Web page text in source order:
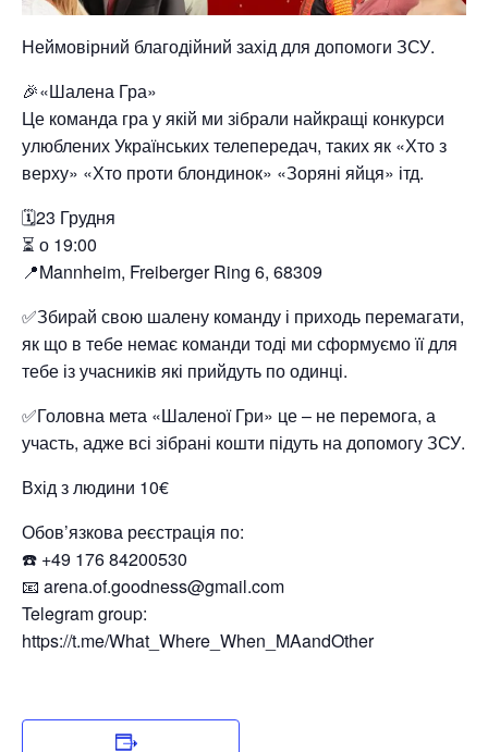
Неймовірний благодійний захід для допомоги ЗСУ.
🎉«Шалена Гра»
Це команда гра у якій ми зібрали найкращі конкурси
улюблених Українських телепередач, таких як «Хто з
верху» «Хто проти блондинок» «Зоряні яйця» ітд.
🗓23 Грудня
⏳ о 19:00
📍Mannheim, Freiberger Ring 6, 68309
✅Збирай свою шалену команду і приходь перемагати,
як що в тебе немає команди тоді ми сформуємо її для
тебе із учасників які прийдуть по одинці.
✅Головна мета «Шаленої Гри» це – не перемога, а
участь, адже всі зібрані кошти підуть на допомогу ЗСУ.
Вхід з людини 10€
Обов’язкова реєстрація по:
☎️ +49 176 84200530
📧 arena.of.goodness@gmail.com
Telegram group:
https://t.me/What_Where_When_MAandOther